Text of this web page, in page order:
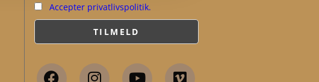
Accepter privatlivspolitik.